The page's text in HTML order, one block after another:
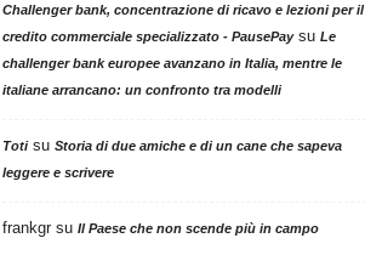
Challenger bank, concentrazione di ricavo e lezioni per il
credito commerciale specializzato - PausePaysu Le
challenger bank europee avanzano in Italia, mentre le
italiane arrancano: un confronto tra modelli
Totisu Storia di due amiche e di un cane che sapeva
leggere e scrivere
frankgrsu Il Paese che non scende più in campo